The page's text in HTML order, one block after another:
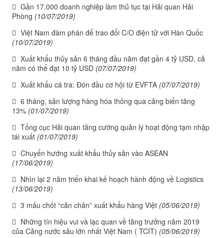
Gần 17.000 doanh nghiệp làm thủ tục tại Hải quan Hải
Phòng (10/07/2019)
Việt Nam đàm phán để trao đổi C/O điện tử với Hàn Quốc
(10/07/2019)
Xuất khẩu thủy sản 6 tháng đầu năm đạt gần 4 tỷ USD, cả
năm có thể đạt 10 tỷ USD (07/07/2019)
Xuất khẩu cá tra: Đón đầu cơ hội từ EVFTA (07/07/2019)
6 tháng, sản lượng hàng hóa thông qua cảng biển tăng
13% (01/07/2019)
Tổng cục Hải quan tăng cường quản lý hoạt động tạm nhập
tái xuất (01/07/2019)
Chuyển hướng xuất khẩu thủy sản vào ASEAN
(17/06/2019)
Nhìn lại 2 năm triển khai kế hoạch hành động về Logistics
(13/06/2019)
3 mấu chốt “cản chân” xuất khẩu hàng Việt (05/06/2019)
Những tín hiệu vui và lạc quan về tăng trưởng năm 2019
của Cảng nước sâu lớn nhất Việt Nam ( TCIT) (05/06/2019)